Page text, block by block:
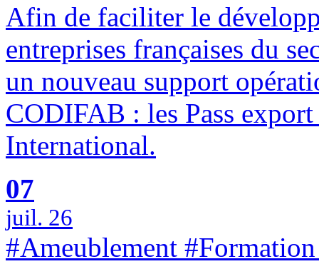
Afin de faciliter le
entreprises françaises du
un nouveau support
CODIFAB : les Pass
International.
07
juil. 26
#Ameublement